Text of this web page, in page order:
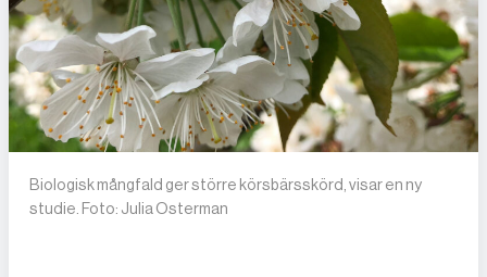
Biologisk mångfald ger större körsbärsskörd, visar en ny
studie. Foto: Julia Osterman